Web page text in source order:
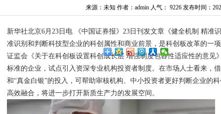
来源：未知 作者：admin 人气： 9226 发布时间：
新华社北京6月23日电 《中国证券报》23日刊发文章《健全机制 精准
准识别和判断科技型企业的科创属性和商业前景，是科创板改革的一
证监会《关于在科创板设置科创成长层 增强制度包容性适应性的意见
标准的企业，试点引入资深专业机构投资者制度。在市场人士看来，
和“真金白银”的投入，可帮助审核机构、中小投资者更好判断企业的
高效融合，将进一步打开新质生产力的发展空间。